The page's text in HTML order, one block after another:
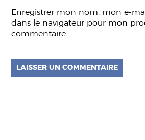
Enregistrer mon nom, mon e-
dans le navigateur pour mon
commentaire.